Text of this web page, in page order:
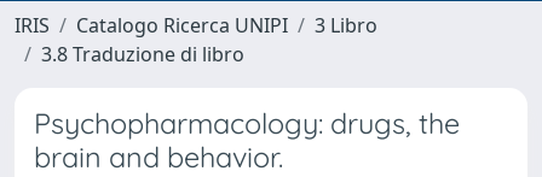
IRIS Catalogo Ricerca UNIPI
3 Libro
3.8 Traduzione di libro
Psychopharmacology: drugs, the
brain and behavior.